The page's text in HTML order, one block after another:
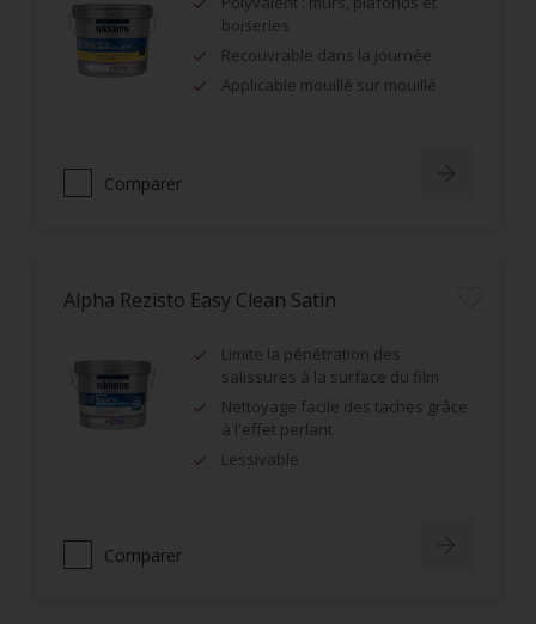
boiseries
Recouvrable dans la journée
Applicable mouillé sur mouillé
Comparer
Alpha Rezisto Easy Clean Satin
Limite la pénétration des
salissures à la surface du film
Nettoyage facile des taches grâce
à l'effet perlant
Lessivable
Comparer